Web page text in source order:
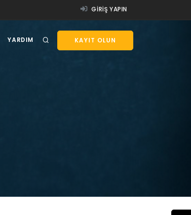
GIRIŞ YAPIN
KAYIT OLUN
YARDIM